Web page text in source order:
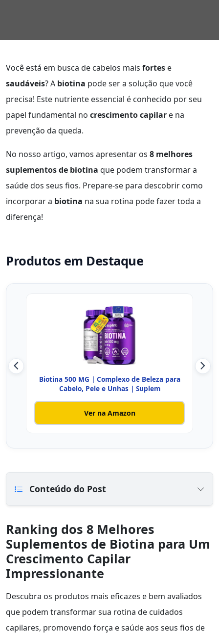
Você está em busca de cabelos mais fortes e
saudáveis? A biotina pode ser a solução que você
precisa! Este nutriente essencial é conhecido por seu
papel fundamental no crescimento capilar e na
prevenção da queda.
No nosso artigo, vamos apresentar os 8 melhores
suplementos de biotina que podem transformar a
saúde dos seus fios. Prepare-se para descobrir como
incorporar a biotina na sua rotina pode fazer toda a
diferença!
Produtos em Destaque
Biotina 500 MG | Complexo de Beleza para
Cabelo, Pele e Unhas | Suplem
Ver na Amazon
Conteúdo do Post
Ranking dos 8 Melhores
Suplementos de Biotina para Um
Crescimento Capilar
Impressionante
Descubra os produtos mais eficazes e bem avaliados
que podem transformar sua rotina de cuidados
capilares, promovendo força e saúde aos seus fios de